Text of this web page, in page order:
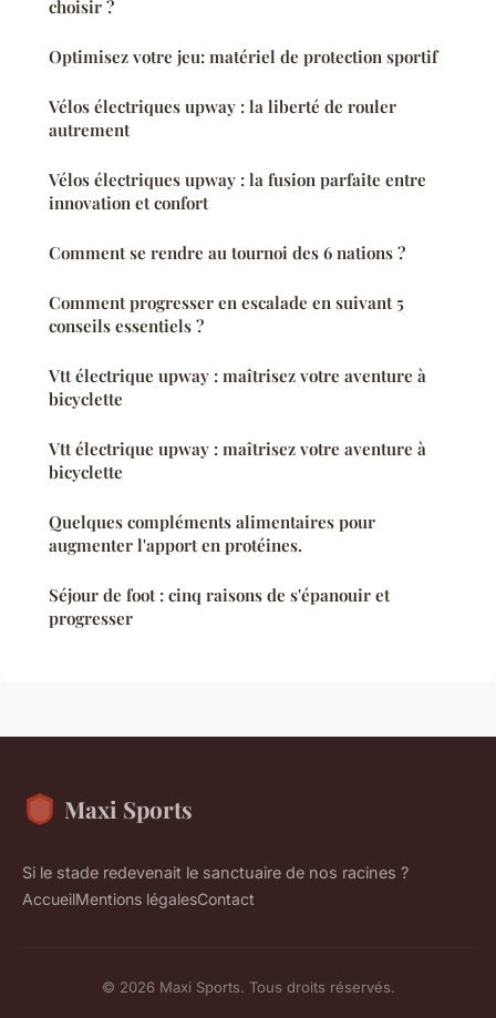
choisir ?
Optimisez votre jeu: matériel de protection sportif
Vélos électriques upway : la liberté de rouler
autrement
Vélos électriques upway : la fusion parfaite entre
innovation et confort
Comment se rendre au tournoi des 6 nations ?
Comment progresser en escalade en suivant 5
conseils essentiels ?
Vtt électrique upway : maîtrisez votre aventure à
bicyclette
Vtt électrique upway : maîtrisez votre aventure à
bicyclette
Quelques compléments alimentaires pour
augmenter l'apport en protéines.
Séjour de foot : cinq raisons de s'épanouir et
progresser
Maxi Sports
Si le stade redevenait le sanctuaire de nos racines ?
AccueilMentions légalesContact
© 2026 Maxi Sports. Tous droits réservés.